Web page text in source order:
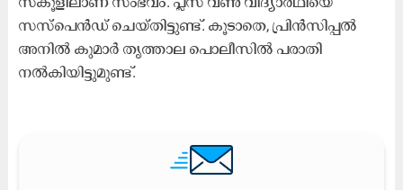
സസ്പെൻഡ് ചെയ്തിട്ടുണ്ട്. കൂടാതെ, പ്രിൻസിപ്പൽ
അനിൽ കുമാർ തൃത്താല പൊലീസിൽ പരാതി
നൽകിയിട്ടുമുണ്ട്.